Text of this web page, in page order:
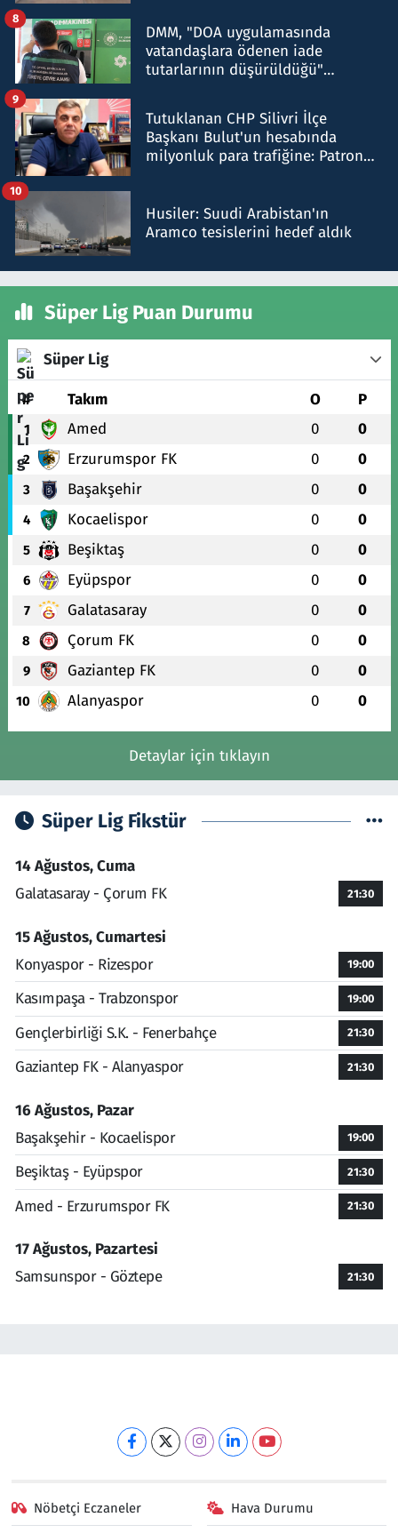
DMM, "DOA uygulamasında
vatandaşlara ödenen iade
tutarlarının düşürüldüğü"
8
Tutuklanan CHP Silivri İlçe
Başkanı Bulut'un hesabında
milyonluk para trafiğine: Patron
9
Husiler: Suudi Arabistan'ın
Aramco tesislerini hedef aldık
10
Süper Lig Puan Durumu
Süper Lig
# Takım O P
1 Amed 0 0
2 Erzurumspor FK 0 0
3 Başakşehir 0 0
4 Kocaelispor 0 0
5 Beşiktaş 0 0
6 Eyüpspor 0 0
7 Galatasaray 0 0
8 Çorum FK 0 0
9 Gaziantep FK 0 0
10 Alanyaspor 0 0
Detaylar için tıklayın
Süper Lig Fikstür
14 Ağustos, Cuma
Galatasaray - Çorum FK
21:30
15 Ağustos, Cumartesi
Konyaspor - Rizespor
19:00
Kasımpaşa - Trabzonspor 19:00
Gençlerbirliği S.K. - Fenerbahçe 21:30
Gaziantep FK - Alanyaspor 21:30
16 Ağustos, Pazar
Başakşehir - Kocaelispor
19:00
Beşiktaş - Eyüpspor 21:30
Amed - Erzurumspor FK 21:30
17 Ağustos, Pazartesi
Samsunspor - Göztepe
21:30
Nöbetçi Eczaneler Hava Durumu